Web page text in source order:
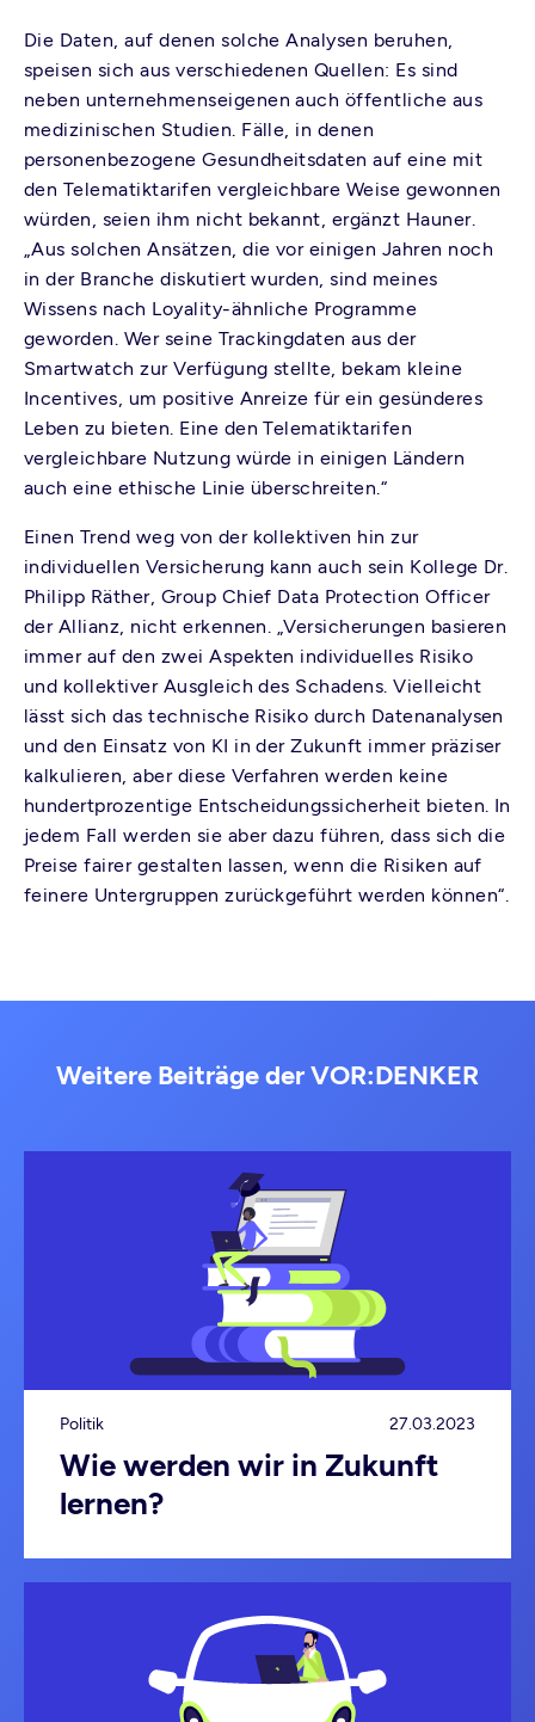
Die Daten, auf denen solche Analysen beruhen,
speisen sich aus verschiedenen Quellen: Es sind
neben unternehmenseigenen auch öffentliche aus
medizinischen Studien. Fälle, in denen
personenbezogene Gesundheitsdaten auf eine mit
den Telematiktarifen vergleichbare Weise gewonnen
würden, seien ihm nicht bekannt, ergänzt Hauner.
„Aus solchen Ansätzen, die vor einigen Jahren noch
in der Branche diskutiert wurden, sind meines
Wissens nach Loyality-ähnliche Programme
geworden. Wer seine Trackingdaten aus der
Smartwatch zur Verfügung stellte, bekam kleine
Incentives, um positive Anreize für ein gesünderes
Leben zu bieten. Eine den Telematiktarifen
vergleichbare Nutzung würde in einigen Ländern
auch eine ethische Linie überschreiten.“
Einen Trend weg von der kollektiven hin zur
individuellen Versicherung kann auch sein Kollege Dr.
Philipp Räther, Group Chief Data Protection Officer
der Allianz, nicht erkennen. „Versicherungen basieren
immer auf den zwei Aspekten individuelles Risiko
und kollektiver Ausgleich des Schadens. Vielleicht
lässt sich das technische Risiko durch Datenanalysen
und den Einsatz von KI in der Zukunft immer präziser
kalkulieren, aber diese Verfahren werden keine
hundertprozentige Entscheidungssicherheit bieten. In
jedem Fall werden sie aber dazu führen, dass sich die
Preise fairer gestalten lassen, wenn die Risiken auf
feinere Untergruppen zurückgeführt werden können“.
Weitere Beiträge der VOR:DENKER
Politik 27.03.2023
Wie werden wir in Zukunft
lernen?